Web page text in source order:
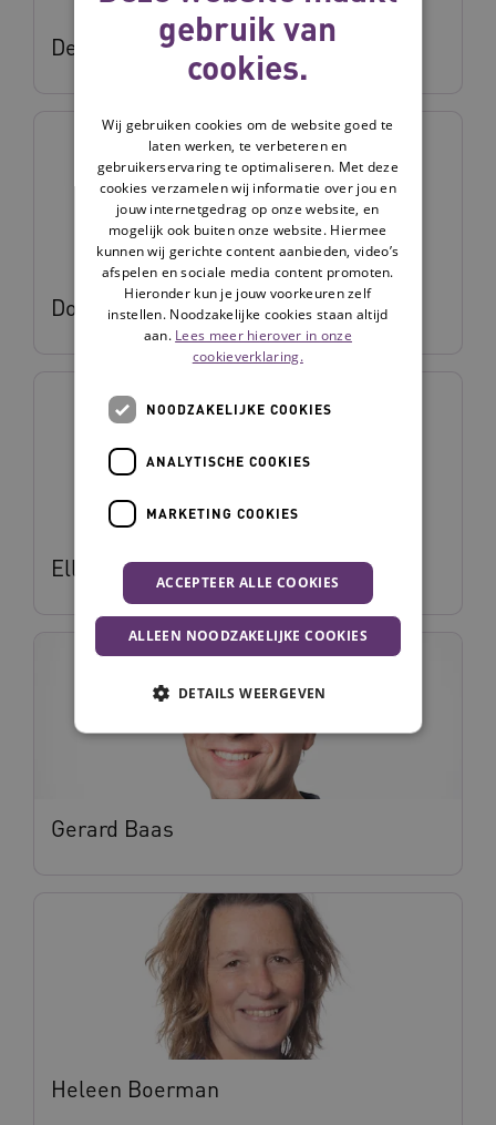
Deanne Verkroost
Dorien Vonhof
Ellen Melis
Gerard Baas
Heleen Boerman
gebruik van
cookies.
Wij gebruiken cookies om de website goed te
laten werken, te verbeteren en
gebruikerservaring te optimaliseren. Met deze
cookies verzamelen wij informatie over jou en
jouw internetgedrag op onze website, en
mogelijk ook buiten onze website. Hiermee
kunnen wij gerichte content aanbieden, video’s
afspelen en sociale media content promoten.
Hieronder kun je jouw voorkeuren zelf
instellen. Noodzakelijke cookies staan altijd
aan. Lees meer hierover in onze
cookieverklaring.
NOODZAKELIJKE COOKIES
ANALYTISCHE COOKIES
MARKETING COOKIES
ACCEPTEER ALLE COOKIES
ALLEEN NOODZAKELIJKE COOKIES
DETAILS WEERGEVEN
Noodzakelijke cookies
Analytische cookies
op uw privacy.
Provider
__Secure-ROLLOUT_TOKEN
.youtube.com
UMB_SESSION
www.vilans.nl